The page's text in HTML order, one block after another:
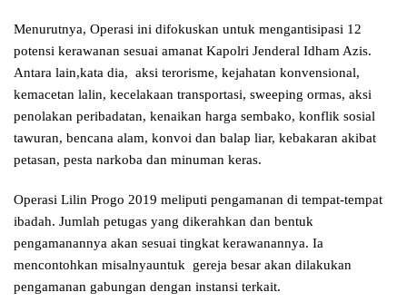
Menurutnya, Operasi ini difokuskan untuk mengantisipasi 12
potensi kerawanan sesuai amanat Kapolri Jenderal Idham Azis.
Antara lain,kata dia, aksi terorisme, kejahatan konvensional,
kemacetan lalin, kecelakaan transportasi, sweeping ormas, aksi
penolakan peribadatan, kenaikan harga sembako, konflik sosial
tawuran, bencana alam, konvoi dan balap liar, kebakaran akibat
petasan, pesta narkoba dan minuman keras.
Operasi Lilin Progo 2019 meliputi pengamanan di tempat-tempat
ibadah. Jumlah petugas yang dikerahkan dan bentuk
pengamanannya akan sesuai tingkat kerawanannya. Ia
mencontohkan misalnyauntuk gereja besar akan dilakukan
pengamanan gabungan dengan instansi terkait.